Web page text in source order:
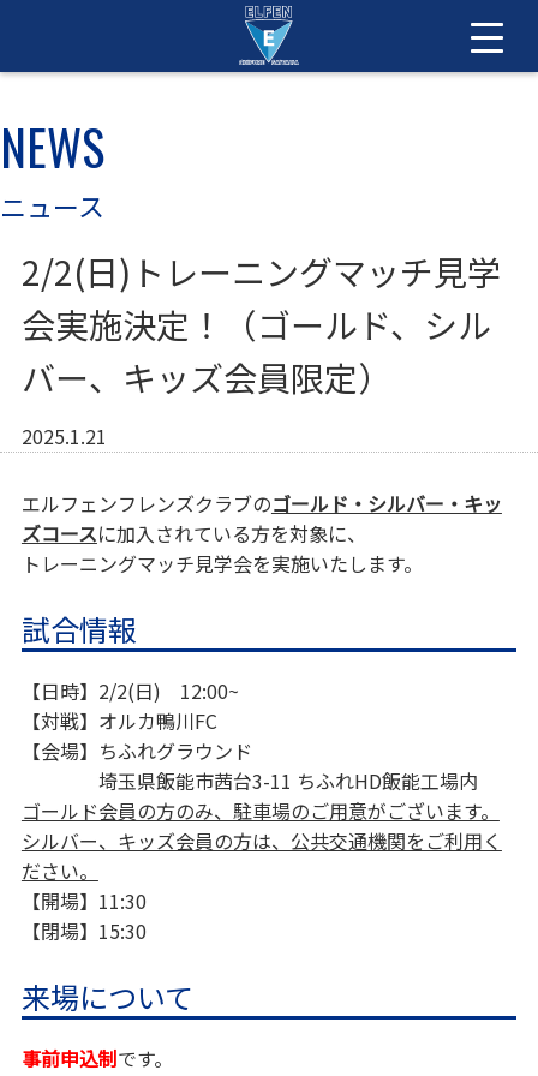
NEWS
ニュース
2/2(日)トレーニングマッチ見学
会実施決定！（ゴールド、シル
バー、キッズ会員限定）
2025.1.21
エルフェンフレンズクラブのゴールド・シルバー・キッ
ズコースに加入されている方を対象に、
トレーニングマッチ見学会を実施いたします。
試合情報
【日時】2/2(日) 12:00~
【対戦】オルカ鴨川FC
【会場】ちふれグラウンド
埼玉県飯能市茜台3-11 ちふれHD飯能工場内
ゴールド会員の方のみ、駐車場のご用意がございます。
シルバー、キッズ会員の方は、公共交通機関をご利用く
ださい。
【開場】11:30
【閉場】15:30
来場について
事前申込制です。